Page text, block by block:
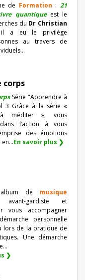
de Formation :21
quantiqueest le
du Dr Christian
a eu le privilège
au travers de
corps
Série "Apprendre à
3 Grâce à la série «
à méditer », vous
l’action à vous
des émotions
En savoir plus ❯
de musique
avant-gardiste et
vous accompagner
personnelle
lors de la pratique de
Une démarche
❯